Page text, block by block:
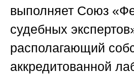
выполняет Союз
судебных
располагающий
аккредитованной